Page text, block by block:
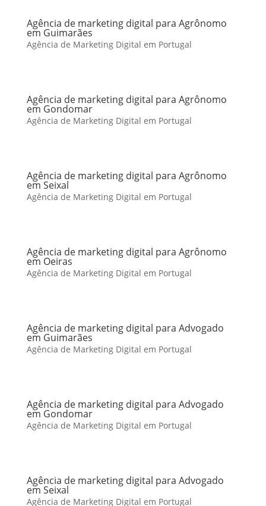
Agência de marketing digital para Agrônomo
em Guimarães
Agência de Marketing Digital em Portugal
Agência de marketing digital para Agrônomo
em Gondomar
Agência de Marketing Digital em Portugal
Agência de marketing digital para Agrônomo
em Seixal
Agência de Marketing Digital em Portugal
Agência de marketing digital para Agrônomo
em Oeiras
Agência de Marketing Digital em Portugal
Agência de marketing digital para Advogado
em Guimarães
Agência de Marketing Digital em Portugal
Agência de marketing digital para Advogado
em Gondomar
Agência de Marketing Digital em Portugal
Agência de marketing digital para Advogado
em Seixal
Agência de Marketing Digital em Portugal